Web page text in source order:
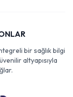
bir sağlık bilgi
altyapısıyla